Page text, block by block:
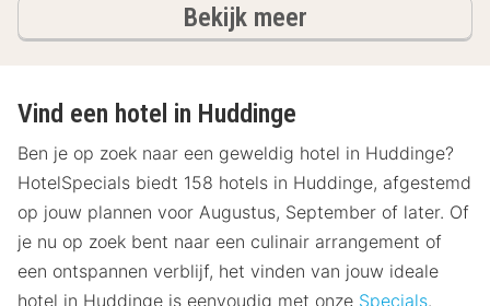
Bekijk meerhotels
Vind een hotel in Huddinge
Ben je op zoek naar een geweldig hotel in Huddinge?
HotelSpecials biedt 158 hotels in Huddinge, afgestemd
op jouw plannen voor Augustus, September of later. Of
je nu op zoek bent naar een culinair arrangement of
een ontspannen verblijf, het vinden van jouw ideale
hotel in Huddinge is eenvoudig met onze Specials.